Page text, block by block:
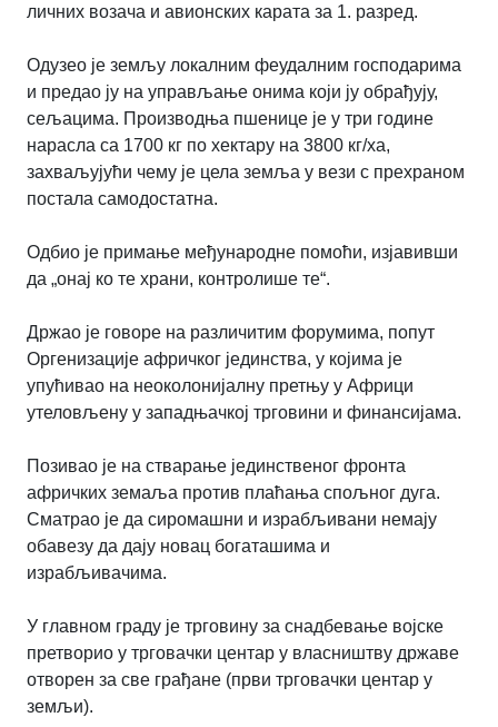
личних возача и авионских карата за 1. разред.
Одузео је земљу локалним феудалним господарима
и предао ју на управљање онима који ју обрађују,
сељацима. Производња пшенице је у три године
нарасла са 1700 кг по хектару на 3800 кг/ха,
захваљујући чему је цела земља у вези с прехраном
постала самодостатна.
Одбио је примање међународне помоћи, изјавивши
да „онај ко те храни, контролише те“.
Држао је говоре на различитим форумима, попут
Оргенизације афричког јединства, у којима је
упућивао на неоколонијалну претњу у Африци
утеловљену у западњачкој трговини и финансијама.
Позивао је на стварање јединственог фронта
афричких земаља против плаћања спољног дуга.
Сматрао је да сиромашни и израбљивани немају
обавезу да дају новац богаташима и
израбљивачима.
У главном граду је трговину за снадбевање војске
претворио у трговачки центар у власништву државе
отворен за све грађане (први трговачки центар у
земљи).